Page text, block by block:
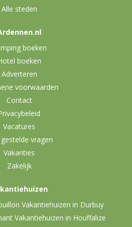
Alle steden
boeken
boeken
Adverteren
voorwaarden
Contact
Vacatures
vragen
Vakanties
Zakelijk
Vakantiehuizen in Durbuy
Vakantiehuizen in Houffalize